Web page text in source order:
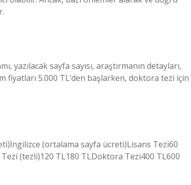
yazılacak sayfa sayısı, araştırmanın detayları,
5.000 TL’den başlarken, doktora tezi için
(ortalama sayfa ücreti)Lisans Tezi60
(tezli)120 TL180 TLDoktora Tezi400 TL600